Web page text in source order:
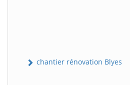
chantier rénovation Blyes